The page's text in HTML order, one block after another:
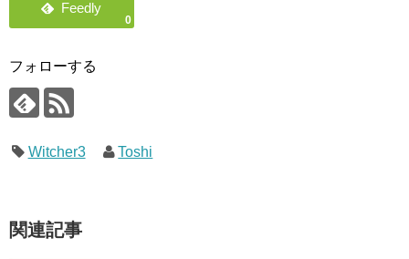
0
フォローする
Witcher3 Toshi
関連記事